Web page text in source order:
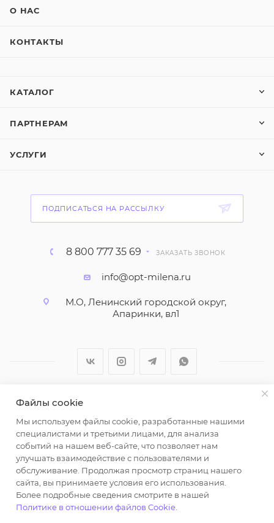
О НАС
КОНТАКТЫ
КАТАЛОГ
ПАРТНЕРАМ
УСЛУГИ
ПОДПИСАТЬСЯ НА РАССЫЛКУ
8 800 777 35 69 ЗАКАЗАТЬ ЗВОНОК
info@opt-milena.ru
М.О, Ленинский городской округ,
Апаринки, вл1
2026 © ООО "Вайт Текстиль групп"
Любая информация на сайте носит справочный
характер и не является публичной офертой
определяемой положениями пункта 2 статьи 437
Гражданского кодекса Российской Федерации.
Использование любых материалов, опубликованных
на https://opt-milena.ru, допустимо только при
наличии письменного разрешения редакции и
Файлы cookie
Мы используем файлы cookie, разработанные нашими
специалистами и третьими лицами, для анализа
событий на нашем веб-сайте, что позволяет нам
улучшать взаимодействие с пользователями и
обслуживание. Продолжая просмотр страниц нашего
сайта, вы принимаете условия его использования.
Более подробные сведения смотрите в нашей
Политике в отношении файлов Cookie